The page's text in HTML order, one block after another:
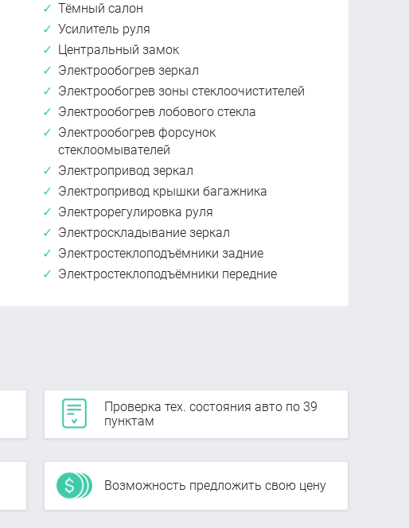
Тёмный салон
Усилитель руля
Центральный замок
Электрообогрев зеркал
Электрообогрев зоны стеклоочистителей
Электрообогрев лобового стекла
Электрообогрев форсунок
стеклоомывателей
Электропривод зеркал
Электропривод крышки багажника
Электрорегулировка руля
Электроскладывание зеркал
Электростеклоподъёмники задние
Электростеклоподъёмники передние
Проверка тех. состояния авто по 39
пунктам
Возможность предложить свою цену